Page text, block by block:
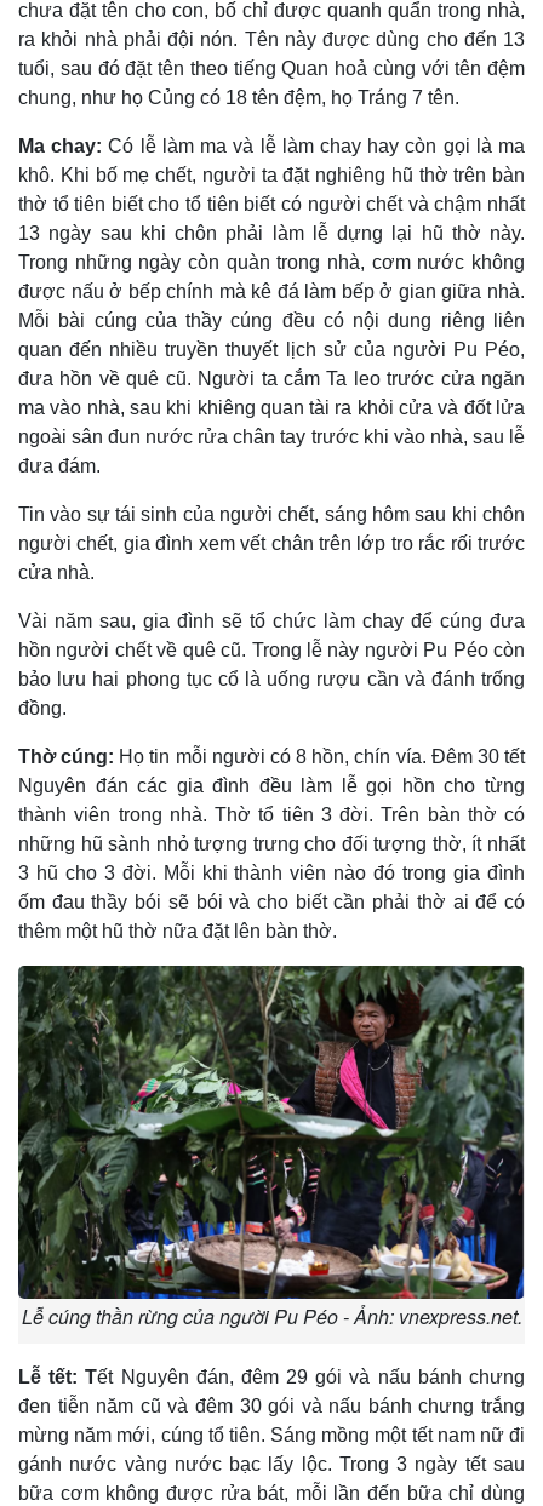
chưa đặt tên cho con, bố chỉ được quanh quẩn trong nhà,
ra khỏi nhà phải đội nón. Tên này được dùng cho đến 13
tuổi, sau đó đặt tên theo tiếng Quan hoả cùng với tên đệm
chung, như họ Củng có 18 tên đệm, họ Tráng 7 tên.
Ma chay:Có lễ làm ma và lễ làm chay hay còn gọi là ma
khô. Khi bố mẹ chết, người ta đặt nghiêng hũ thờ trên bàn
thờ tổ tiên biết cho tổ tiên biết có người chết và chậm nhất
13 ngày sau khi chôn phải làm lễ dựng lại hũ thờ này.
Trong những ngày còn quàn trong nhà, cơm nước không
được nấu ở bếp chính mà kê đá làm bếp ở gian giữa nhà.
Mỗi bài cúng của thầy cúng đều có nội dung riêng liên
quan đến nhiều truyền thuyết lịch sử của người Pu Péo,
đưa hồn về quê cũ. Người ta cắm Ta leo trước cửa ngăn
ma vào nhà, sau khi khiêng quan tài ra khỏi cửa và đốt lửa
ngoài sân đun nước rửa chân tay trước khi vào nhà, sau lễ
đưa đám.
Tin vào sự tái sinh của người chết, sáng hôm sau khi chôn
người chết, gia đình xem vết chân trên lớp tro rắc rối trước
cửa nhà.
Vài năm sau, gia đình sẽ tổ chức làm chay để cúng đưa
hồn người chết về quê cũ. Trong lễ này người Pu Péo còn
bảo lưu hai phong tục cổ là uống rượu cần và đánh trống
đồng.
Thờ cúng: Họ tin mỗi người có 8 hồn, chín vía. Ðêm 30 tết
Nguyên đán các gia đình đều làm lễ gọi hồn cho từng
thành viên trong nhà. Thờ tổ tiên 3 đời. Trên bàn thờ có
những hũ sành nhỏ tượng trưng cho đối tượng thờ, ít nhất
3 hũ cho 3 đời. Mỗi khi thành viên nào đó trong gia đình
ốm đau thầy bói sẽ bói và cho biết cần phải thờ ai để có
thêm một hũ thờ nữa đặt lên bàn thờ.
Lễ cúng thần rừng của người Pu Péo - Ảnh: vnexpress.net.
Lễ tết: Tết Nguyên đán, đêm 29 gói và nấu bánh chưng
đen tiễn năm cũ và đêm 30 gói và nấu bánh chưng trắng
mừng năm mới, cúng tổ tiên. Sáng mồng một tết nam nữ đi
gánh nước vàng nước bạc lấy lộc. Trong 3 ngày tết sau
bữa cơm không được rửa bát, mỗi lần đến bữa chỉ dùng